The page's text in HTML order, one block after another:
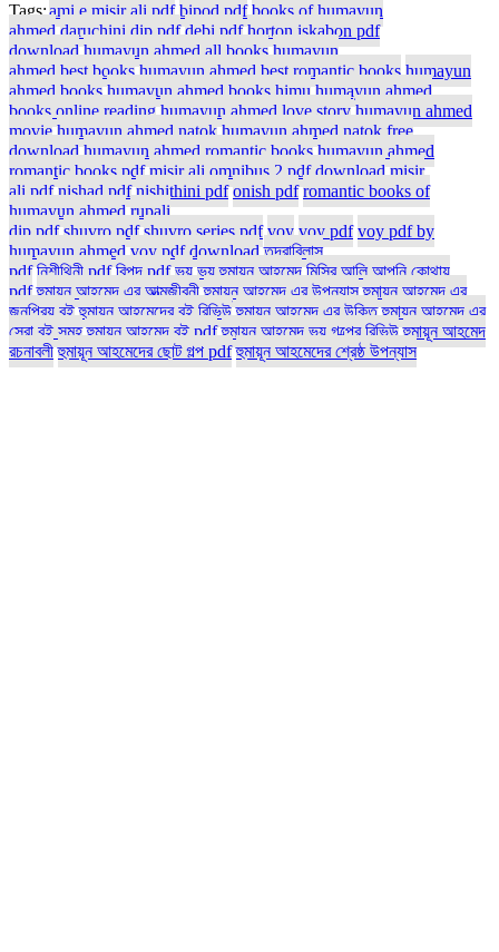
Tags:ami e misir ali pdf bipod pdf books of humayun
ahmed daruchini dip pdf debi pdf horton iskabon pdf
download humayun ahmed all books humayun
ahmed best books humayun ahmed best romantic books humayun
ahmed books humayun ahmed books himu humayun ahmed
books online reading humayun ahmed love story humayun ahmed
movie humayun ahmed natok humayun ahmed natok free
download humayun ahmed romantic books humayun ahmed
romantic books pdf misir ali omnibus 2 pdf download misir
ali pdf nishad pdf nishithini pdf onish pdf romantic books of
humayun ahmed rupali
dip pdf shuvro pdf shuvro series pdf voy voy pdf voy pdf by
humayun ahmed voy pdf download তন্দ্রাবিলাস
pdf নিশীথিনী pdf বিপদ pdf ভয় ভয় হুমায়ূন আহমেদ মিসির আলি আপনি কোথায়
pdf হুমায়ুন আহমেদ এর আত্মজীবনী হুমায়ুন আহমেদ এর উপন্যাস হুমায়ুন আহমেদ এর
জনপ্রিয় বই হুমায়ুন আহমেদের বই রিভিউ হুমায়ূন আহমেদ এর উক্তি হুমায়ূন আহমেদ এর
সেরা বই সমূহ হুমায়ূন আহমেদ বই pdf হুমায়ূন আহমেদ ভয় গল্পের রিভিউ হুমায়ূন আহমেদ
রচনাবলী হুমায়ূন আহমেদের ছোট গল্প pdf হুমায়ূন আহমেদের শ্রেষ্ঠ উপন্যাস